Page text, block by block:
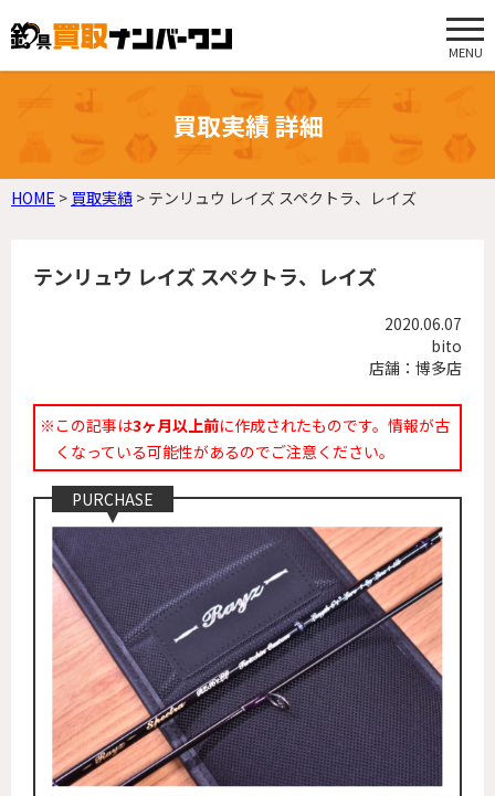
MENU
買取実績 詳細
HOME > 買取実績 > テンリュウ レイズ スペクトラ、レイズ
テンリュウ レイズ スペクトラ、レイズ
2020.06.07
bito
店舗：博多店
※この記事は3ヶ月以上前に作成されたものです。情報が古
くなっている可能性があるのでご注意ください。
PURCHASE